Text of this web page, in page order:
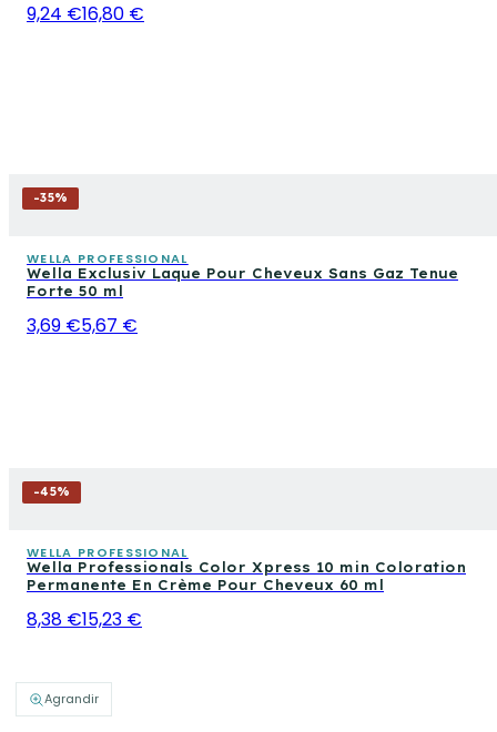
Agrandir
9,24 €16,80 €
-35%
WELLA PROFESSIONAL
Wella Exclusiv Laque Pour Cheveux Sans Gaz Tenue
Forte 50 ml
3,69 €5,67 €
-45%
WELLA PROFESSIONAL
Wella Professionals Color Xpress 10 min Coloration
Permanente En Crème Pour Cheveux 60 ml
8,38 €15,23 €